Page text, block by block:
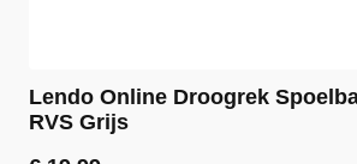
Lendo Online Droogrek
RVS Grijs